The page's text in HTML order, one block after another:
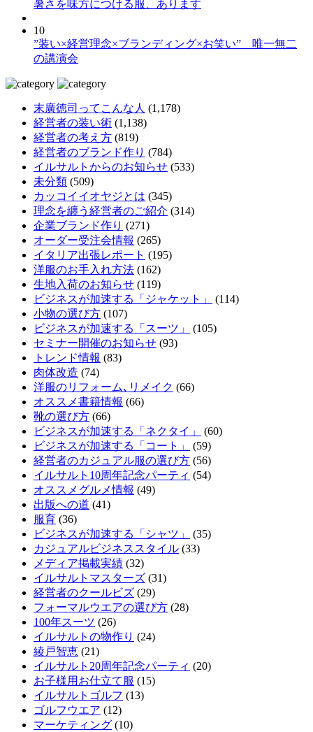
暑さを味方につける服、あります
10
”装い×経営理念×ブランディング×お笑い” 唯一無二
の講演会
末廣徳司ってこんな人 (1,178)
経営者の装い術 (1,138)
経営者の考え方 (819)
経営者のブランド作り (784)
イルサルトからのお知らせ (533)
未分類 (509)
カッコイイオヤジとは (345)
理念を纏う経営者のご紹介 (314)
企業ブランド作り (271)
オーダー受注会情報 (265)
イタリア出張レポート (195)
洋服のお手入れ方法 (162)
生地入荷のお知らせ (119)
ビジネスが加速する「ジャケット」
(114)
小物の選び方 (107)
ビジネスが加速する「スーツ」
(105)
セミナー開催のお知らせ (93)
トレンド情報 (83)
肉体改造 (74)
洋服のリフォーム､リメイク (66)
オススメ書籍情報 (66)
靴の選び方 (66)
ビジネスが加速する「ネクタイ」
(60)
ビジネスが加速する「コート」
(59)
経営者のカジュアル服の選び方 (56)
イルサルト10周年記念パーティ (54)
オススメグルメ情報 (49)
出版への道 (41)
服育 (36)
ビジネスが加速する「シャツ」
(35)
カジュアルビジネススタイル (33)
メディア掲載実績 (32)
イルサルトマスターズ (31)
経営者のクールビズ (29)
フォーマルウエアの選び方 (28)
100年スーツ (26)
イルサルトの物作り (24)
綾戸智恵 (21)
イルサルト20周年記念パーティ (20)
お子様用お仕立て服 (15)
イルサルトゴルフ (13)
ゴルフウエア (12)
マーケティング (10)